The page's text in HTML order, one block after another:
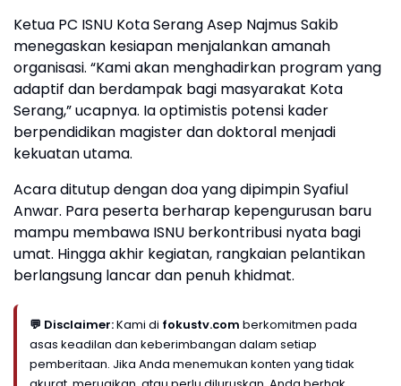
Ketua PC ISNU Kota Serang Asep Najmus Sakib
menegaskan kesiapan menjalankan amanah
organisasi. “Kami akan menghadirkan program yang
adaptif dan berdampak bagi masyarakat Kota
Serang,” ucapnya. Ia optimistis potensi kader
berpendidikan magister dan doktoral menjadi
kekuatan utama.
Acara ditutup dengan doa yang dipimpin Syafiul
Anwar. Para peserta berharap kepengurusan baru
mampu membawa ISNU berkontribusi nyata bagi
umat. Hingga akhir kegiatan, rangkaian pelantikan
berlangsung lancar dan penuh khidmat.
💬 Disclaimer:Kami di fokustv.com berkomitmen pada
asas keadilan dan keberimbangan dalam setiap
pemberitaan. Jika Anda menemukan konten yang tidak